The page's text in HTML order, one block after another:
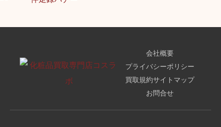
会社概要
プライバシーポリシー
買取規約サイトマップ
お問合せ